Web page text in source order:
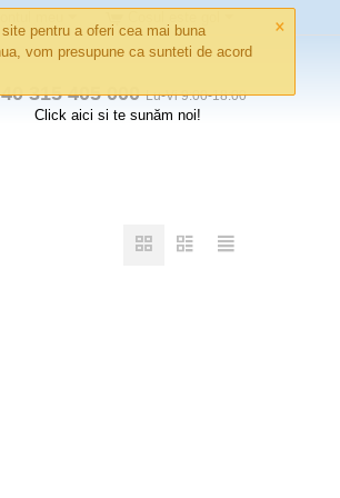
×
pentru a oferi cea mai buna
vom presupune ca sunteti de acord
315 405 000 Lu-Vi 9:00-18:00
Click aici si te sunăm noi!